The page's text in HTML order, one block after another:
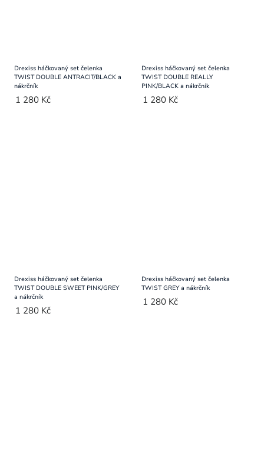
Drexiss háčkovaný set čelenka
TWIST DOUBLE ANTRACIT/BLACK a
nákrčník
1 280 Kč
Drexiss háčkovaný set čelenka
TWIST DOUBLE REALLY
PINK/BLACK a nákrčník
1 280 Kč
Drexiss háčkovaný set čelenka
TWIST DOUBLE SWEET PINK/GREY
a nákrčník
1 280 Kč
Drexiss háčkovaný set čelenka
TWIST GREY a nákrčník
1 280 Kč